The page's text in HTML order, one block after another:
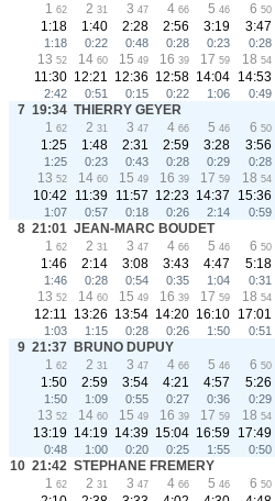
1 62 2 31 3 47 4 66 5 46 6 50
1:18
1:40 2:28 2:56 3:19 3:47
1:18 0:22 0:48 0:28 0:23 0:28
13 52 14 60 15 49 16 39 17 59 18 54
11:30 12:21 12:36 12:58 14:04 14:53
2:42 0:51 0:15 0:22 1:06 0:49
7 19:34 THIERRY GEYER
1 62 2 31 3 47 4 66 5 46 6 50
1:25
1:48 2:31 2:59 3:28 3:56
1:25 0:23 0:43 0:28 0:29 0:28
13 52 14 60 15 49 16 39 17 59 18 54
10:42 11:39 11:57 12:23 14:37 15:36
1:07 0:57 0:18 0:26 2:14 0:59
8 21:01 JEAN-MARC BOUDET
1 62 2 31 3 47 4 66 5 46 6 50
1:46
2:14 3:08 3:43 4:47 5:18
1:46 0:28 0:54 0:35 1:04 0:31
13 52 14 60 15 49 16 39 17 59 18 54
12:11 13:26 13:54 14:20 16:10 17:01
1:03 1:15 0:28 0:26 1:50 0:51
9 21:37 BRUNO DUPUY
1 62 2 31 3 47 4 66 5 46 6 50
1:50
2:59 3:54 4:21 4:57 5:26
1:50 1:09 0:55 0:27 0:36 0:29
13 52 14 60 15 49 16 39 17 59 18 54
13:19 14:19 14:39 15:04 16:59 17:49
0:48 1:00 0:20 0:25 1:55 0:50
10 21:42 STEPHANE FREMERY
1 62 2 31 3 47 4 66 5 46 6 50